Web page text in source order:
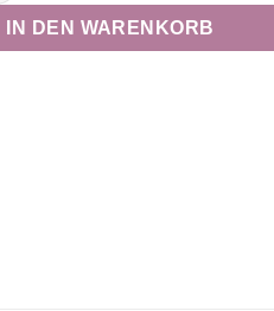
IN DEN WARENKORB